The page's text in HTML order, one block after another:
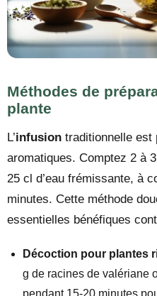
Méthodes de
plante
L’infusion traditionnelle est
aromatiques. Comptez 2 à
25 cl d’eau frémissante, à
minutes. Cette méthode
essentielles bénéfiques
Décoction pour plantes
g de racines de valériane
pendant 15-20 minutes